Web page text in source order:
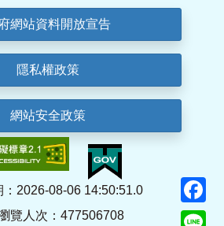
網站資料開放宣告
隱私權政策
網站安全政策
：2026-08-06 14:50:51.0
覽人次：477506708